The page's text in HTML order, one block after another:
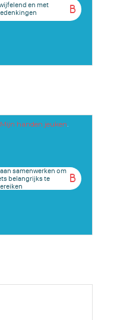
B
en met
Mijn handen jeuken
B
samenwerken om
belangrijks te